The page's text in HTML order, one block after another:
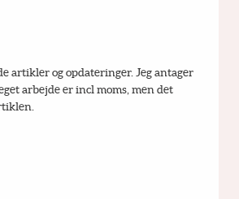
artikler og opdateringer. Jeg antager
arbejde er incl moms, men det